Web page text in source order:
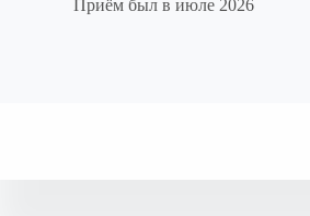
Приём был в июле 2026